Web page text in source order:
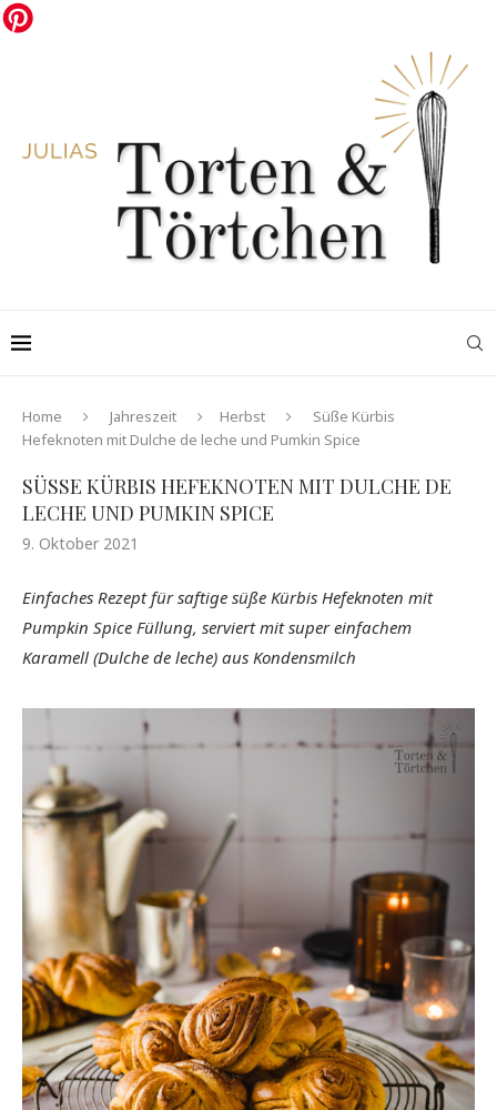
Home Jahreszeit Herbst
Süße Kürbis
Hefeknoten mit Dulche de leche und Pumkin Spice
SÜSSE KÜRBIS HEFEKNOTEN MIT DULCHE DE L
ECHE UND PUMKIN SPICE
9. Oktober 2021
Einfaches Rezept für saftige süße Kürbis Hefeknoten mit
Pumpkin Spice Füllung, serviert mit super einfachem
Karamell (Dulche de leche) aus Kondensmilch